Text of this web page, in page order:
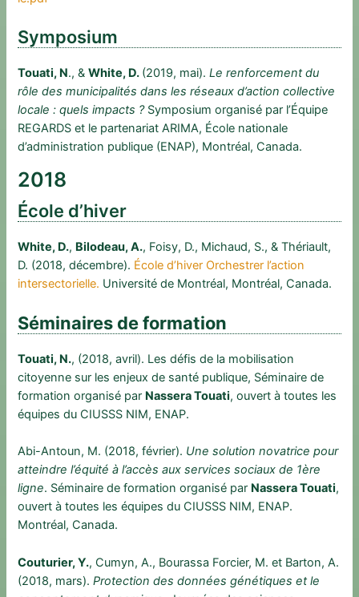
Symposium
Touati, N., &White, D. (2019, mai).Le renforcement du
rôle des municipalités dans les réseaux d’action collective
locale : quels impacts ?Symposium organisé par l’Équipe
REGARDS et le partenariat ARIMA, École nationale
d’administration publique (ENAP), Montréal, Canada.
2018
École d’hiver
White, D., Bilodeau, A., Foisy, D., Michaud, S., & Thériault,
D. (2018, décembre). École d’hiver Orchestrer l’action
intersectorielle. Université de Montréal, Montréal, Canada.
Séminaires de formation
Touati, N., (2018, avril). Les défis de la mobilisation
citoyenne sur les enjeux de santé publique, Séminaire de
formation organisé par Nassera Touati, ouvert à toutes les
équipes du CIUSSS NIM, ENAP.
Abi-Antoun, M. (2018, février). Une solution novatrice pour
atteindre l’équité à l’accès aux services sociaux de 1ère
ligne. Séminaire de formation organisé par Nassera Touati,
ouvert à toutes les équipes du CIUSSS NIM, ENAP.
Montréal, Canada.
Couturier, Y., Cumyn, A., Bourassa Forcier, M. et Barton, A.
(2018, mars).Protection des données génétiques et le